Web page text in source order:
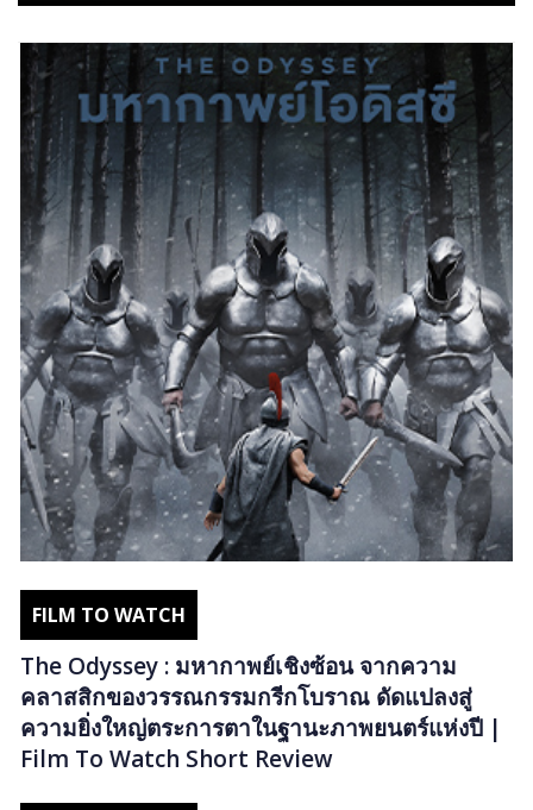
FILM TO WATCH
The Odyssey : มหากาพย์เชิงซ้อน จากความ
คลาสสิกของวรรณกรรมกรีกโบราณ ดัดแปลงสู่
ความยิ่งใหญ่ตระการตาในฐานะภาพยนตร์แห่งปี |
Film To Watch Short Review